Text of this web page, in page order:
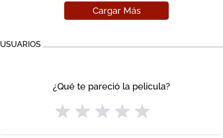
Cargar Más
USUARIOS
¿Qué te pareció la pelicula?